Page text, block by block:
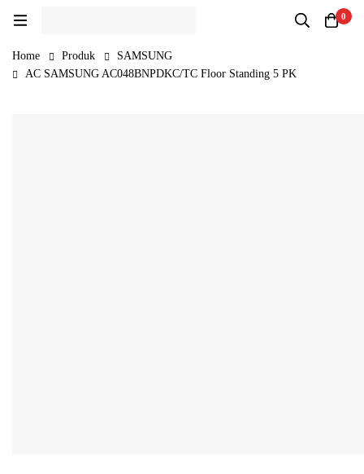
0
Home Produk
SAMSUNG
AC SAMSUNG AC048BNPDKC/TC Floor Standing 5 PK